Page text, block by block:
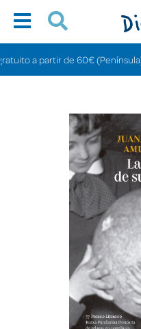
a partir de 60€ (Península).